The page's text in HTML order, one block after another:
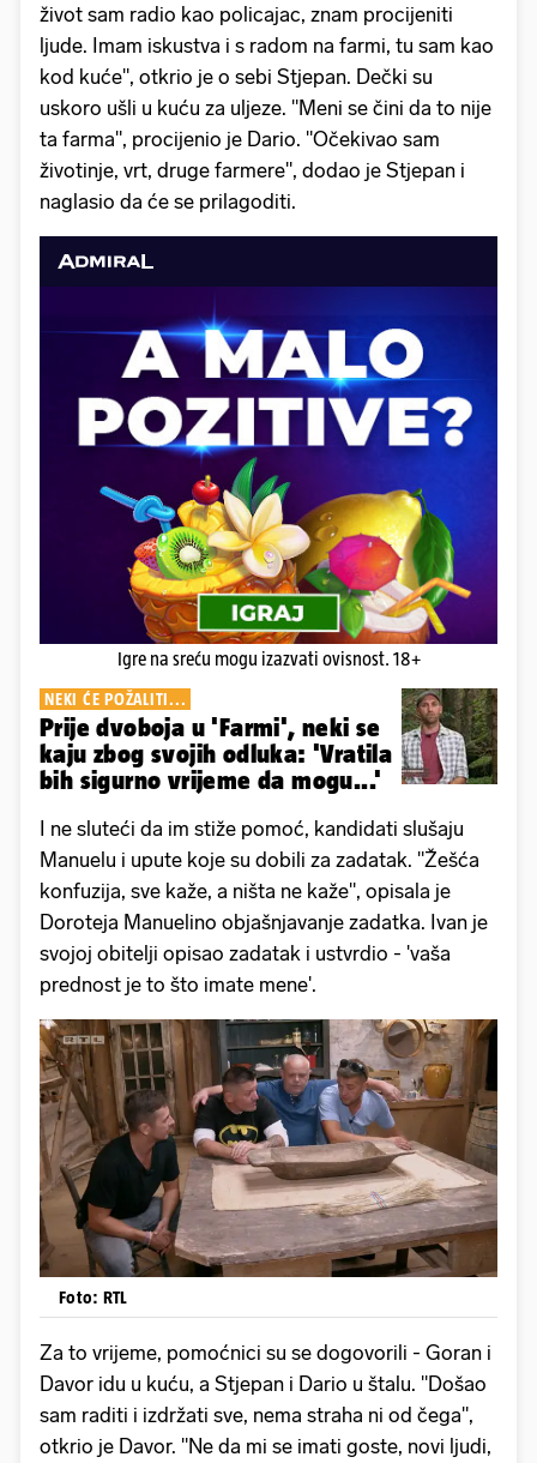
život sam radio kao policajac, znam procijeniti
ljude. Imam iskustva i s radom na farmi, tu sam kao
kod kuće", otkrio je o sebi Stjepan. Dečki su
uskoro ušli u kuću za uljeze. "Meni se čini da to nije
ta farma", procijenio je Dario. "Očekivao sam
životinje, vrt, druge farmere", dodao je Stjepan i
naglasio da će se prilagoditi.
Igre na sreću mogu izazvati ovisnost. 18+
NEKI ĆE POŽALITI...
Prije dvoboja u 'Farmi', neki se
kaju zbog svojih odluka: 'Vratila
bih sigurno vrijeme da mogu...'
I ne sluteći da im stiže pomoć, kandidati slušaju
Manuelu i upute koje su dobili za zadatak. "Žešća
konfuzija, sve kaže, a ništa ne kaže", opisala je
Doroteja Manuelino objašnjavanje zadatka. Ivan je
svojoj obitelji opisao zadatak i ustvrdio - 'vaša
prednost je to što imate mene'.
Foto: RTL
Za to vrijeme, pomoćnici su se dogovorili - Goran i
Davor idu u kuću, a Stjepan i Dario u štalu. "Došao
sam raditi i izdržati sve, nema straha ni od čega",
otkrio je Davor. "Ne da mi se imati goste, novi ljudi,